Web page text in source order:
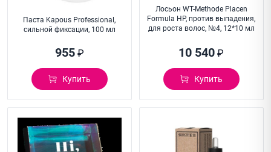
Паста Kapous Professional,
сильной фиксации, 100 мл
955₽
Купить
Лосьон WT-Methode Placen
Formula HP, против выпадения,
для роста волос, №4, 12*10 мл
10 540 ₽
Купить